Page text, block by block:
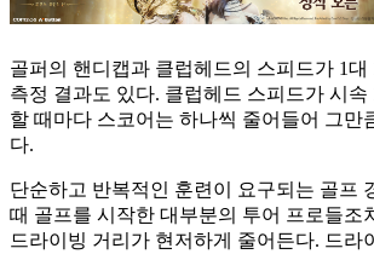
골퍼의 핸디캡과 클럽헤드의 스피드가 1대
측정 결과도 있다. 클럽헤드 스피드가 시속
할 때마다 스코어는 하나씩 줄어들어 그만
다.
단순하고 반복적인 훈련이 요구되는 골프
때 골프를 시작한 대부분의 투어 프로들조
드라이빙 거리가 현저하게 줄어든다. 드라